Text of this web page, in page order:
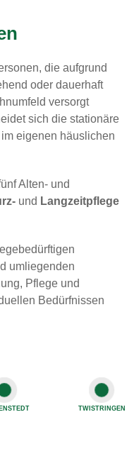
die aufgrund
oder dauerhaft
versorgt
sich die stationäre
eigenen häuslichen
Alten- und
und Langzeitpflege
umliegenden
Pflege und
Bedürfnissen
TWISTRINGEN